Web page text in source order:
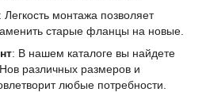
: Легкость монтажа позволяет
старые фланцы на новые.
: В нашем каталоге вы найдете
различных размеров и
любые потребности.